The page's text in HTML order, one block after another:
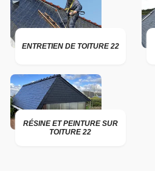
ENTRETIEN DE TOITURE 22
RÉSINE ET PEINTURE SUR
TOITURE 22